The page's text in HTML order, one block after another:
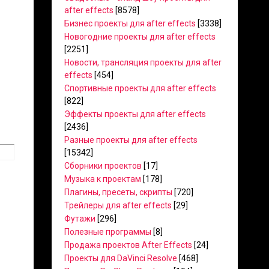
after effects [8578]
Бизнес проекты для after effects [3338]
Новогодние проекты для after effects
[2251]
Новости, трансляция проекты для after
effects [454]
Спортивные проекты для after effects
[822]
Эффекты проекты для after effects
[2436]
Разные проекты для after effects
[15342]
Сборники проектов [17]
Музыка к проектам [178]
Плагины, пресеты, скрипты [720]
Трейлеры для after effects [29]
Футажи [296]
Полезные программы [8]
Продажа проектов After Effects [24]
Проекты для DaVinci Resolve [468]